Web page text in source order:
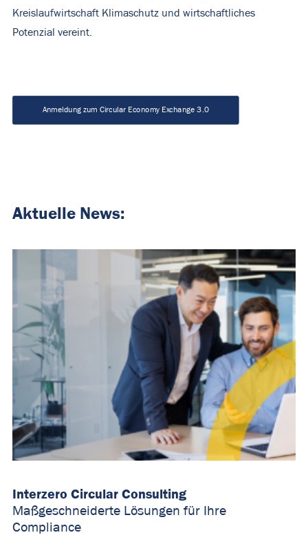
Kreislaufwirtschaft Klimaschutz und wirtschaftliches
Potenzial vereint.
Anmeldung zum Circular Economy Exchange 3.0
Aktuelle News:
Interzero Circular Consulting
Maßgeschneiderte Lösungen für Ihre
Compliance